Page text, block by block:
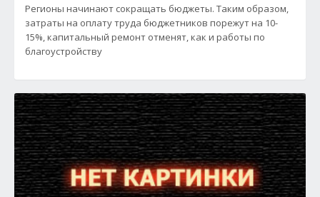
Регионы начинают сокращать бюджеты. Таким образом,
затраты на оплату труда бюджетников порежут на 10-
15%, капитальный ремонт отменят, как и работы по
благоустройству